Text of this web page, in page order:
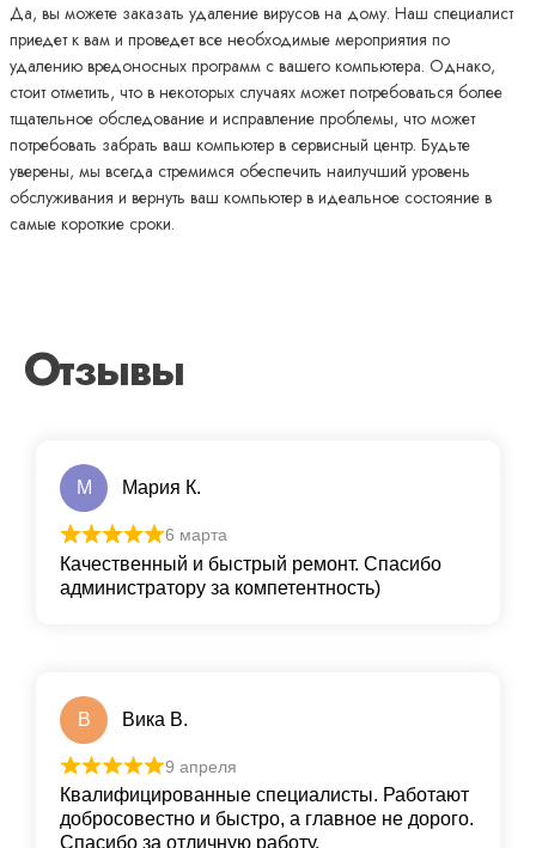
Да, вы можете заказать удаление вирусов на дому. Наш специалист
приедет к вам и проведет все необходимые мероприятия по
удалению вредоносных программ с вашего компьютера. Однако,
стоит отметить, что в некоторых случаях может потребоваться более
тщательное обследование и исправление проблемы, что может
потребовать забрать ваш компьютер в сервисный центр. Будьте
уверены, мы всегда стремимся обеспечить наилучший уровень
обслуживания и вернуть ваш компьютер в идеальное состояние в
самые короткие сроки.
Отзывы
М Мария К.
6 марта
Качественный и быстрый ремонт. Спасибо
администратору за компетентность)
В Вика В.
9 апреля
Квалифицированные специалисты. Работают
добросовестно и быстро, а главное не дорого.
Спасибо за отличную работу.